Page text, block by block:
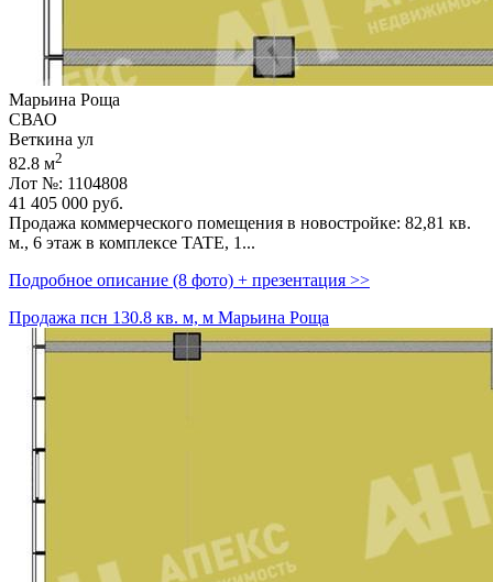
Марьина Роща
СВАО
Веткина ул
82.8 м2
Лот №: 1104808
41 405 000 руб.
Продажа коммерческого помещения в новостройке: 82,­81 кв.
м.,­ 6 этаж в комплексе TATE,­ 1...
Подробное описание (8 фото) + презентация >>
Продажа псн 130.8 кв. м, м Марьина Роща